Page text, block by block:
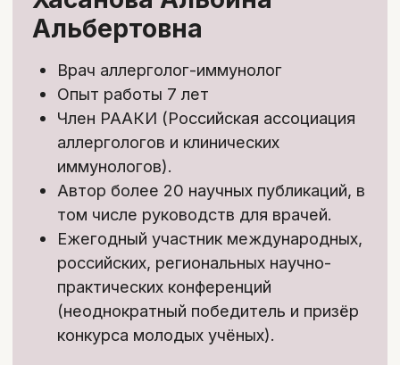
/4
Лекции:
Короткие и емкие видеоуроки